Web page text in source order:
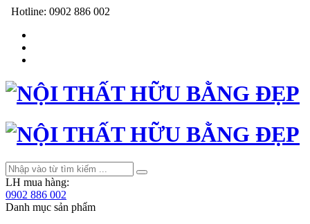
Hotline: 0902 886 002
LH mua hàng:
0902 886 002
Danh mục sản phẩm